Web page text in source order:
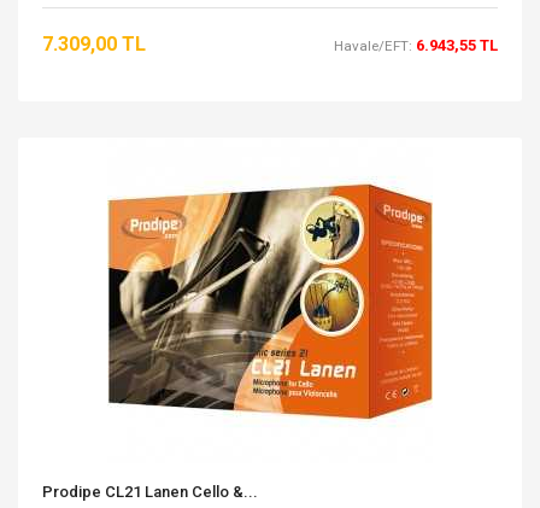
7.309,00 TL Havale/EFT: 6.943,55 TL
Prodipe CL21 Lanen Cello &...